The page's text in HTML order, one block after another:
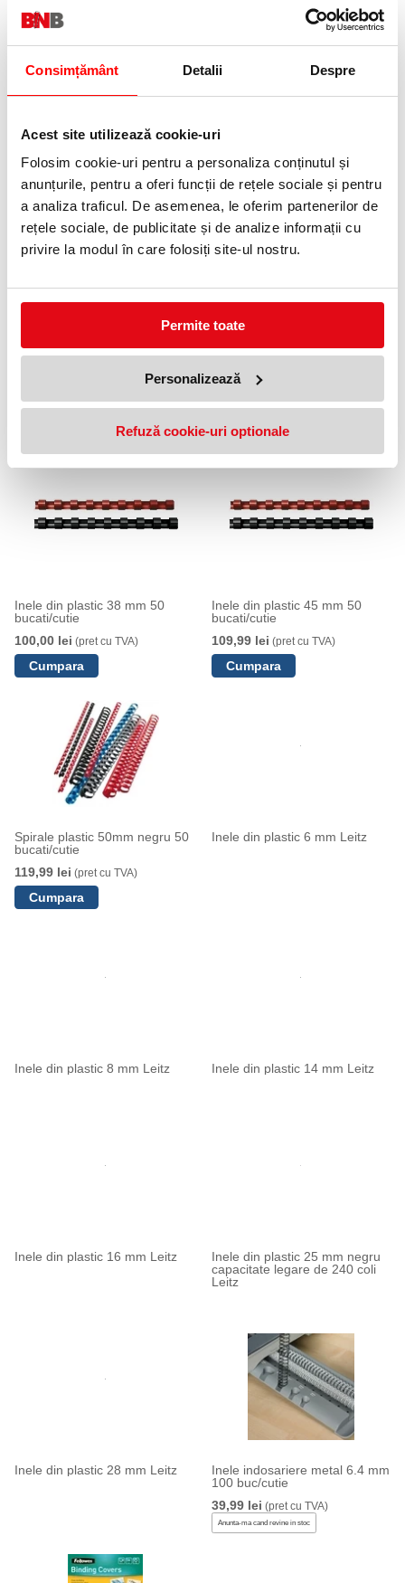
Consimțământ Detalii Despre
Acest site utilizează cookie-uri
Folosim cookie-uri pentru a personaliza conținutul și
anunțurile, pentru a oferi funcții de rețele sociale și pentru
a analiza traficul. De asemenea, le oferim partenerilor de
rețele sociale, de publicitate și de analize informații cu
privire la modul în care folosiți site-ul nostru.
Permite toate
Personalizează
Refuză cookie-uri optionale
Inele din plastic 25 mm 50
bucati/cutie
69,99 lei
(pret cu TVA)
Inele din plastic Fellowes 16
mm 100 bucati
69,99 lei
(pret cu TVA)
Inele din plastic 28 mm 50
79,99 lei(pret cu TVA)
Inele din plastic 32 mm 50
bucati/cutie
89,99 lei(pret cu TVA)
Inele din plastic 38 mm 50
bucati/cutie
100,00 lei (pret cu TVA)
Inele din plastic 45 mm 50
bucati/cutie
109,99 lei (pret cu TVA)
Spirale plastic 50mm negru 50
bucati/cutie
119,99 lei (pret cu TVA)
Inele din plastic 6 mm Leitz
Inele din plastic 8 mm Leitz Inele din plastic 14 mm Leitz
Inele din plastic 16 mm Leitz
Inele din plastic 25 mm negru
capacitate legare de 240 coli
Leitz
Inele din plastic 28 mm Leitz
Inele indosariere metal 6.4 mm
100 buc/cutie
39,99 lei (pret cu TVA)
Anunta-ma cand revine in stoc